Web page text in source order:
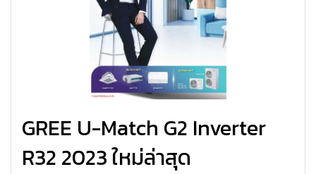
GREE U-Match G2 Inverter
R32 2023 ใหม่ล่าสุด